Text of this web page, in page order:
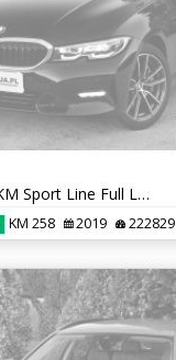
BMW 330i 258KM Sport Line Full LED Kubełki Zadbana 100% Bezwypadkowa
KM 258 2019 222829